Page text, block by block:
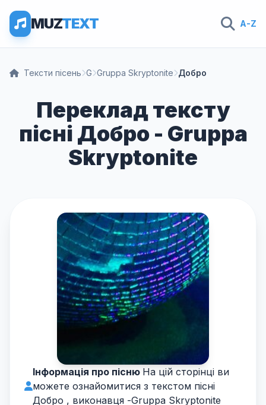
MUZTEXT A-Z
Тексти пісень G Gruppa Skryptonite Добро
Переклад тексту
пісні Добро - Gruppa
Skryptonite
Інформація про пісню На цій сторінці ви
можете ознайомитися з текстом пісні
Добро , виконавця -Gruppa Skryptonite